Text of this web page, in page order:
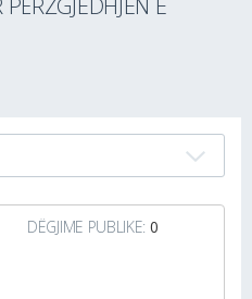
E
DËGJIME PUBLIKE: 0